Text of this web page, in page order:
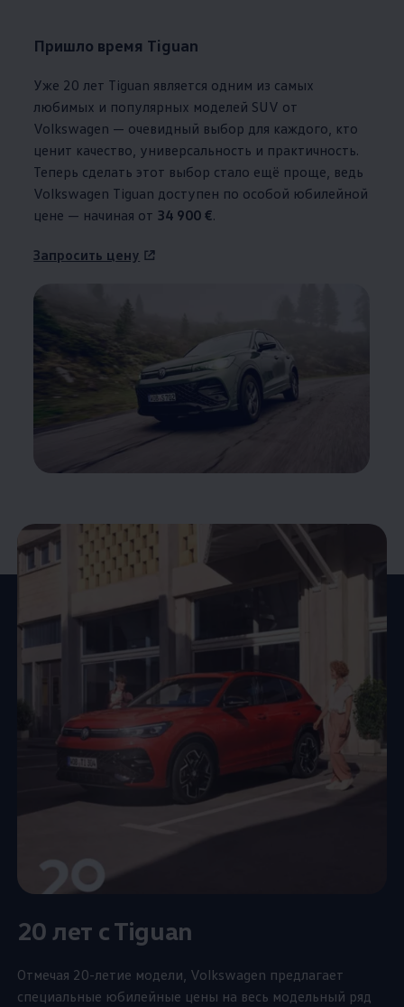
Пришло время Tiguan
Уже 20 лет Tiguan является одним из самых
любимых и популярных моделей SUV от
Volkswagen — очевидный выбор для каждого, кто
ценит качество, универсальность и практичность.
Теперь сделать этот выбор стало ещё проще, ведь
Volkswagen Tiguan доступен по особой юбилейной
цене — начиная от 34 900 €.
Запросить цену
20 лет c Tiguan
Отмечая 20-летие модели, Volkswagen предлагает
специальные юбилейные цены на весь модельный ряд